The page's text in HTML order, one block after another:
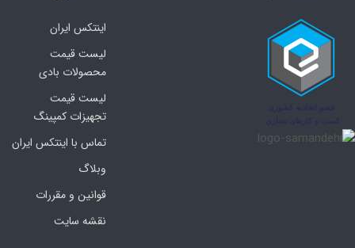
اینتکس ایران
لیست قیمت
محصولات بادی
لیست قیمت
تجهیزات کمپینگ
تماس با اینتکس ایران
وبلاگ
قوانین و مقررات
نقشه سایت